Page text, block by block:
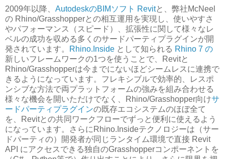
2009年以降、 AutodeskのBIMソフト Revitと、弊社McNeel
の Rhino/Grasshopperとの相互運用を実現し、使いやすさ
やパフォーマンス（スピード）、拡張性に関して様々なレ
ベルの成功を収める多くのサードパーティプラグインが開
発されています。
Rhino.Inside として知られる Rhino 7 の
新しいフレームワークの1つを使うことで、Revitと
Rhino/Grasshopperは今までにないほどシームレスに連携で
きるようになっています。フレキシブルで効率的、レスポ
ンシブな方法で両プラットフォームの強みを組み合わせる
様々な機会を開いただけでなく、Rhino/Grasshopper向けサ
ードパーティプラグインの既存エコシステムのほぼ全て
を、Revitとの共同ワークフローでずっと便利に使えるよう
になっています。さらにRhino.Insideテクノロジーは（サー
ドパーティの）開発者が同じランタイム環境で直接 Revit
API にアクセスできる独自のGrasshopperコンポーネントを